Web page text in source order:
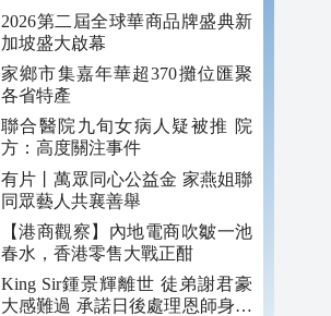
2026第二屆全球華商品牌盛典新
加坡盛大啟幕
家鄉市集嘉年華超370攤位匯聚
各省特產
聯合醫院九旬女病人疑被推 院
方：高度關注事件
有片丨萬眾同心公益金 家燕姐聯
同眾藝人共襄善舉
【港商觀察】內地電商吹皺一池
春水，香港零售大戰正酣
King Sir鍾景輝離世 徒弟謝君豪
大感難過 承諾日後處理恩師身後